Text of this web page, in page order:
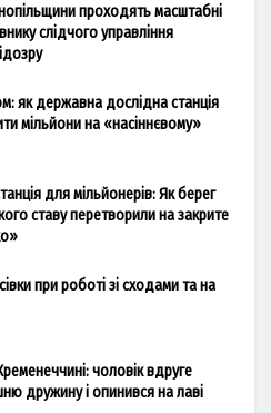
проходять масштабні
слідчого управління
як державна дослідна станція
мільйони на «насіннєвому»
для мільйонерів: Як берег
ставу перетворили на закрите
при роботі зі сходами та на
чоловік вдруге
дружину і опинився на лаві